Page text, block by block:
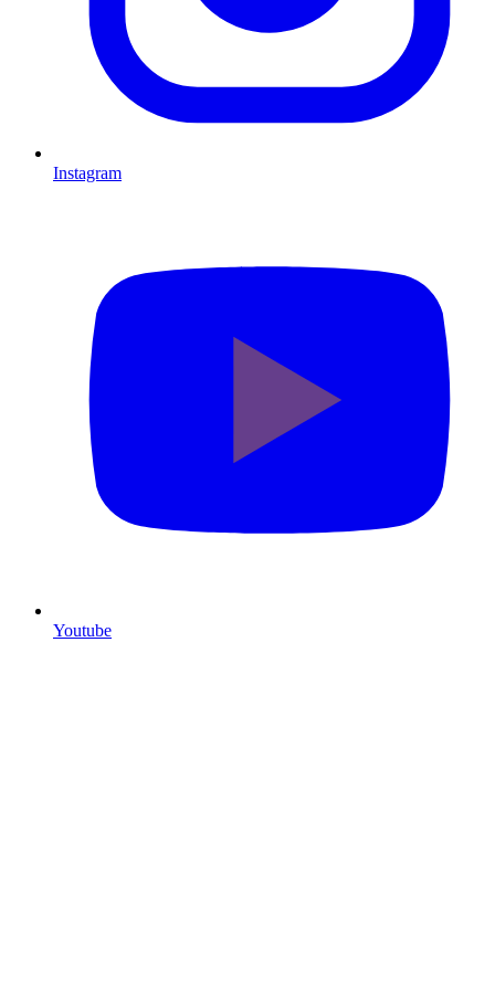
Instagram
Youtube